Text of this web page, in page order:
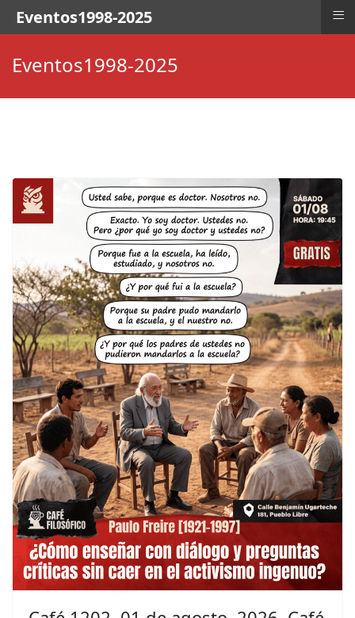
Eventos1998-2025
Eventos1998-2025 ≡